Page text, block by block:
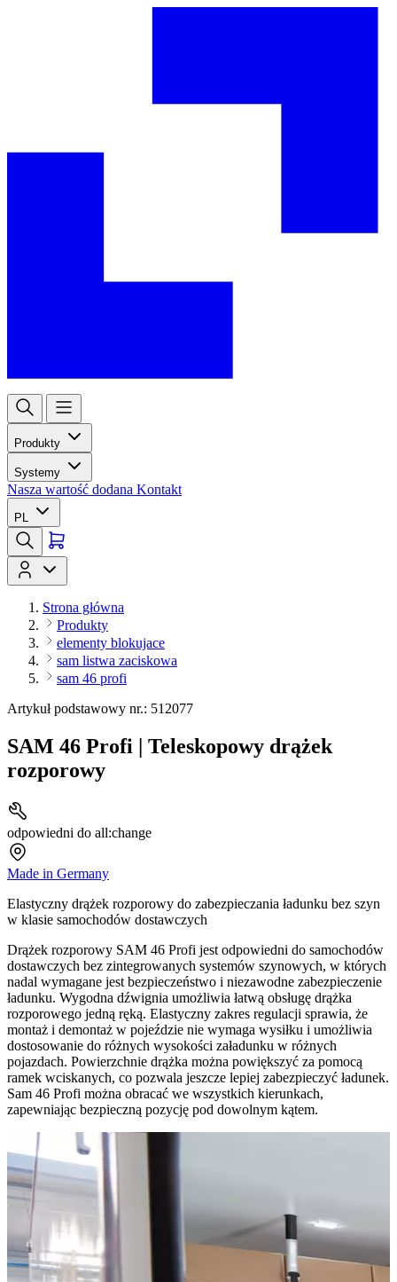
Produkty
Systemy
Nasza wartość dodana Kontakt
PL
Strona główna
Produkty
elementy blokujace
sam listwa zaciskowa
sam 46 profi
Artykuł podstawowy nr.: 512077
SAM 46 Profi | Teleskopowy drążek
rozporowy
odpowiedni do all:change
Made in Germany
Elastyczny drążek rozporowy do zabezpieczania ładunku bez szyn
w klasie samochodów dostawczych
Drążek rozporowy SAM 46 Profi jest odpowiedni do samochodów
dostawczych bez zintegrowanych systemów szynowych, w których
nadal wymagane jest bezpieczeństwo i niezawodne zabezpieczenie
ładunku. Wygodna dźwignia umożliwia łatwą obsługę drążka
rozporowego jedną ręką. Elastyczny zakres regulacji sprawia, że
montaż i demontaż w pojeździe nie wymaga wysiłku i umożliwia
dostosowanie do różnych wysokości załadunku w różnych
pojazdach. Powierzchnie drążka można powiększyć za pomocą
ramek wciskanych, co pozwala jeszcze lepiej zabezpieczyć ładunek.
Sam 46 Profi można obracać we wszystkich kierunkach,
zapewniając bezpieczną pozycję pod dowolnym kątem.